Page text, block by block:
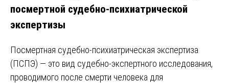
посмертной судебно-психиатрической
экспертизы
Посмертная судебно-психиатрическая экспертиза
(ПСПЭ) — это вид судебно-экспертного исследования,
проводимого после смерти человека для